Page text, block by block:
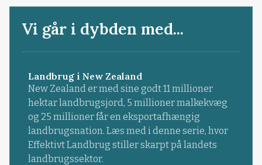
Vi går i dybden med...
Landbrug i New Zealand
New Zealand er med sine godt 11 millioner
hektar landbrugsjord, 5 millioner malkekvæg
og 25 millioner får en eksportafhængig
landbrugsnation. Læs med i denne serie, hvor
Effektivt Landbrug stiller skarpt på landets
landbrugssektor.